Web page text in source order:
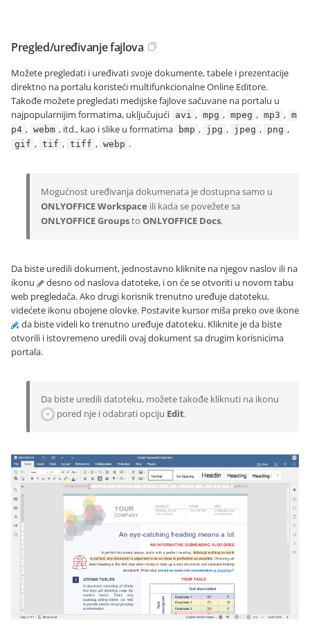
Pregled/uređivanje fajlova
Možete pregledati i uređivati svoje dokumente, tabele i prezentacije
direktno na portalu koristeći multifunkcionalne Online Editore.
Takođe možete pregledati medijske fajlove sačuvane na portalu u
najpopularnijim formatima, uključujući avi , mpg , mpeg , mp3 , m
p4 , webm , itd., kao i slike u formatima bmp , jpg , jpeg , png ,
gif , tif , tiff , webp .
Mogućnost uređivanja dokumenata je dostupna samo u
ONLYOFFICE Workspace ili kada se povežete sa
ONLYOFFICE Groupsto ONLYOFFICE Docs.
Da biste uredili dokument, jednostavno kliknite na njegov naslov ili na
ikonu
desno od naslova datoteke, i on će se otvoriti u novom tabu
web pregledača. Ako drugi korisnik trenutno uređuje datoteku,
videćete ikonu obojene olovke. Postavite kursor miša preko ove ikone
da biste videli ko trenutno uređuje datoteku. Kliknite je da biste
otvorili i istovremeno uredili ovaj dokument sa drugim korisnicima
portala.
Da biste uredili datoteku, možete takođe kliknuti na ikonu
pored nje i odabrati opciju Edit.